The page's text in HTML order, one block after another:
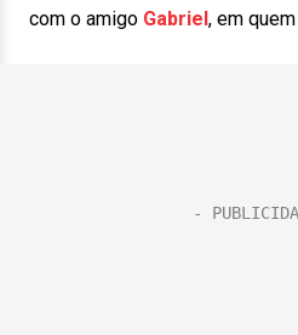
com o amigo Gabriel, em